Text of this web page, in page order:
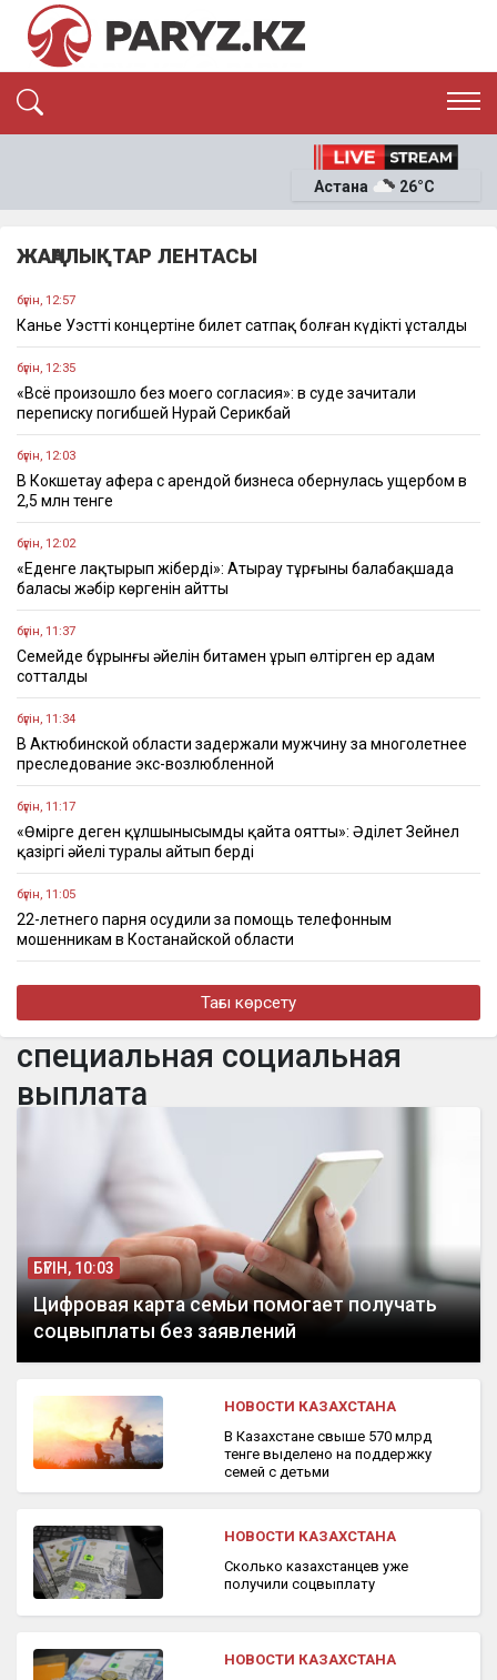
ЭКОНОМИКА
ОҚИҒА
Астана 26°C
ЖАҢАЛЫҚТАР ЛЕНТАСЫ
бүгін, 12:57
Канье Уэсттің концертіне билет сатпақ болған күдікті ұсталды
бүгін, 12:35
«Всё произошло без моего согласия»: в суде зачитали
переписку погибшей Нурай Серикбай
бүгін, 12:03
В Кокшетау афера с арендой бизнеса обернулась ущербом в
2,5 млн тенге
бүгін, 12:02
«Еденге лақтырып жіберді»: Атырау тұрғыны балабақшада
баласы жәбір көргенін айтты
бүгін, 11:37
Семейде бұрынғы әйелін битамен ұрып өлтірген ер адам
сотталды
бүгін, 11:34
В Актюбинской области задержали мужчину за многолетнее
преследование экс-возлюбленной
бүгін, 11:17
«Өмірге деген құлшынысымды қайта оятты»: Әділет Зейнел
қазіргі әйелі туралы айтып берді
бүгін, 11:05
22-летнего парня осудили за помощь телефонным
мошенникам в Костанайской области
бүгін, 10:43
«Дұғада болайық»: МузАРТ тобының әншісі Кенжебек
бүгін, 10:42
Самородное золото незаконно добывали в Кызылординской
Тағы көрсету
специальная социальная
выплата
БҮГІН, 10:03
Цифровая карта семьи помогает получать
соцвыплаты без заявлений
НОВОСТИ КАЗАХСТАНА
В Казахстане свыше 570 млрд
тенге выделено на поддержку
семей с детьми
НОВОСТИ КАЗАХСТАНА
Сколько казахстанцев уже
получили соцвыплату
НОВОСТИ КАЗАХСТАНА